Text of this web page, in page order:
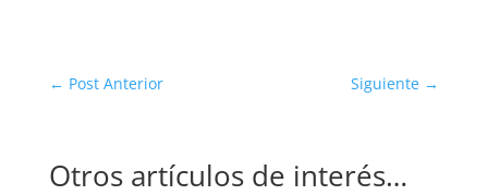
← Post Anterior Siguiente →
Otros artículos de interés…